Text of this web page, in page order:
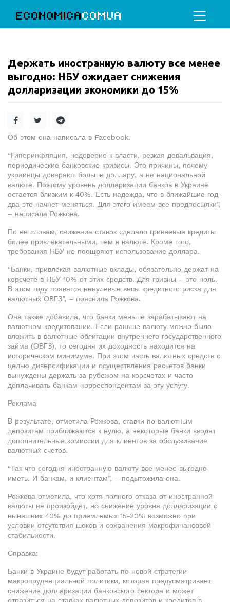
ECONOMICACOMUA
Держать иностранную валюту все менее
выгодно: НБУ ожидает снижения
долларизации экономики до 15%
Об этом она написала в Facebook.
“Гиперинфляция, недоверие к власти, резкая девальвация,
периодические банковские кризисы. Это причины, почему
украинцы доверяют больше доллару, а не национальной
валюте. Поэтому уровень долларизации банков в Украине
остается близким к 40%. Есть надежда, что в ближайшие год-
два это начнет меняться. Для этого имеем все предпосылки”,
– написала Рожкова.
По ее словам, снижение ставок сделало гривневые кредиты
более привлекательными, чем в валюте. Кроме того,
требования НБУ не поощряют использование доллара.
“Банки, привлекая валютные вклады, обязательно держат на
корсчете в НБУ 10% от этих средств. Для гривны – это ноль.
В этом году появятся ненулевые весы кредитного риска для
валютных ОВГЗ”, – пояснила Рожкова.
Она также добавила, что банки меньше зарабатывают на
валютном кредитовании. Если раньше валюту можно было
вложить в валютные облигации внутреннего государственного
займа (ОВГЗ), то сегодня их доходность находится на
историческом минимуме. При этом часть валютных средств с
целью диверсификации и осуществления расчетов банки
вынуждены держать за рубежом на корсчетах и часто
доплачивать банкам-корреспондентам за эту услугу.
Реклама
В результате, отметила Рожкова, ставки по валютным
депозитам приближаются к нулю, а некоторые банки вводят
дополнительные комиссии для клиентов за обслуживание
валютных счетов.
“Так что сегодня иностранную валюту все менее выгодно
иметь. И банкам, и клиентам”, – подытожила она.
Рожкова отметила, что хотя полного отказа от иностранной
валюты не произойдет, но снижение уровня долларизации с
нынешних 40% до приемлемых 15-20% возможно при
условии отсутствия шоков и сохранения макрофинансовой
стабильности.
Справка:
Банки в Украине будут работать по новой стратегии
макропруденциальной политики, которая предусматривает
снижение долларизации банковского сектора и может